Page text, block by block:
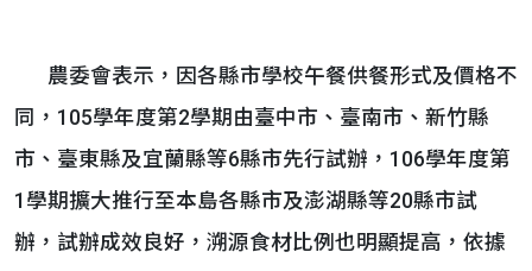
農委會表示，因各縣市學校午餐供餐形式及價格不
同，105學年度第2學期由臺中市、臺南市、新竹縣
市、臺東縣及宜蘭縣等6縣市先行試辦，106學年度第
1學期擴大推行至本島各縣市及澎湖縣等20縣市試
辦，試辦成效良好，溯源食材比例也明顯提高，依據